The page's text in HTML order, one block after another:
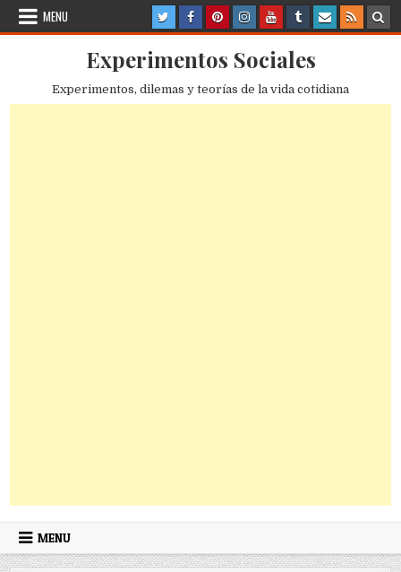
Skip
MENU
Experimentos Sociales
Experimentos, dilemas y teorías de la vida cotidiana
MENU